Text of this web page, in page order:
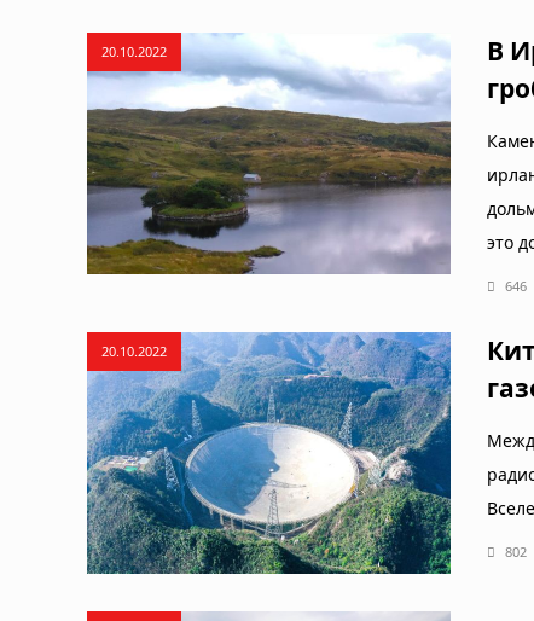
20.10.2022
В
это
646
20.10.2022
802